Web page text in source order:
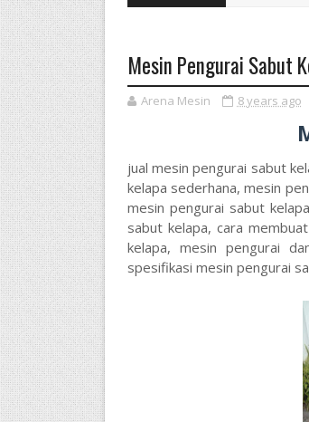
Mesin Pengurai Sabut
Arena Mesin 8 years ago
jual mesin pengurai sabut
kelapa sederhana, mesin
mesin pengurai sabut
sabut kelapa, cara
kelapa, mesin pengurai
spesifikasi mesin pengurai